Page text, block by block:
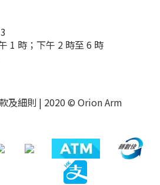
1 時；下午 2 時至 6 時
及細則 | 2020 © Orion Arm